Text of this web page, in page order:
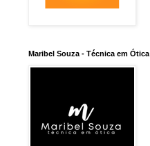
Maribel Souza - Técnica em Ótica